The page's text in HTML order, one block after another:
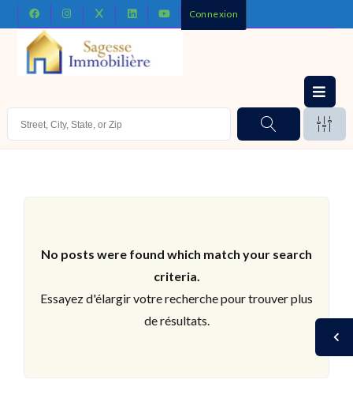
Connexion
No posts were found which match your search
criteria.
Essayez d'élargir votre recherche pour trouver plus
de résultats.